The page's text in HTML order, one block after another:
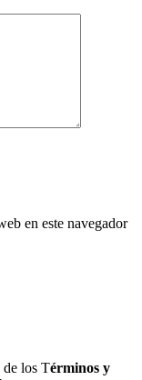
en este navegador
de los Términos y